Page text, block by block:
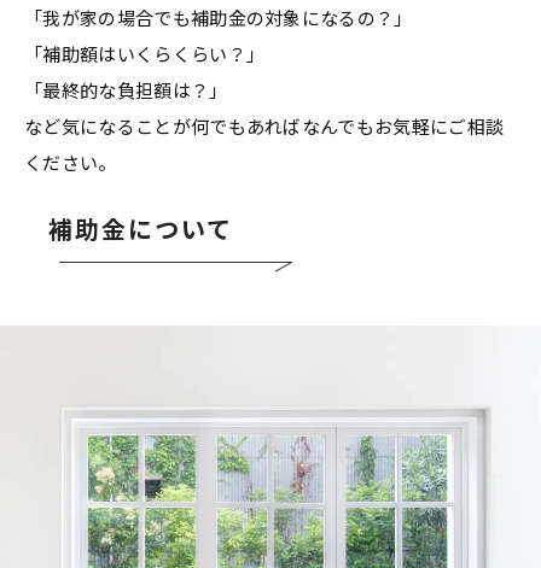
「我が家の場合でも補助金の対象になるの？」
「補助額はいくらくらい？」
「最終的な負担額は？」
など気になることが何でもあればなんでもお気軽にご相談
ください。
補助金について